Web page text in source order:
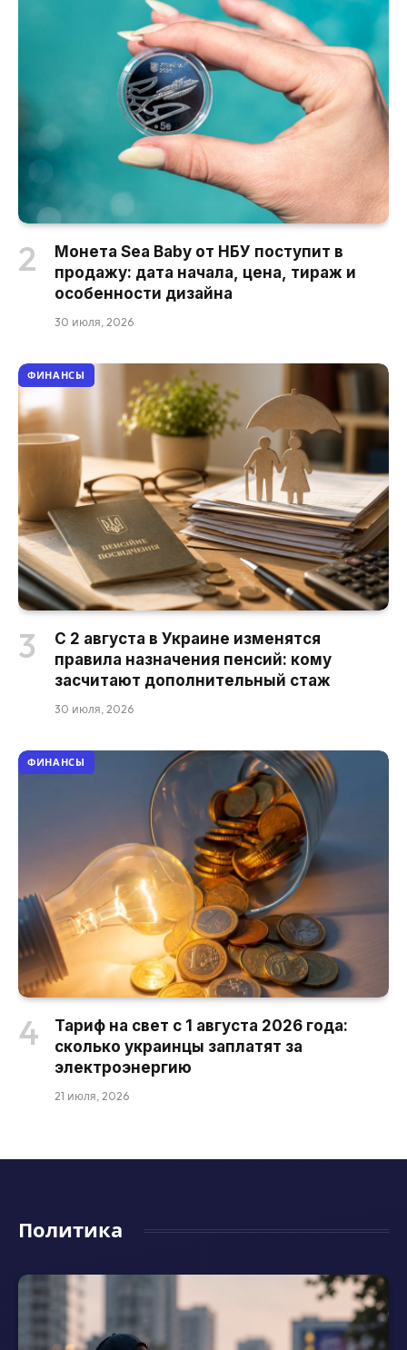
Монета Sea Baby от НБУ поступит в
продажу: дата начала, цена, тираж и
особенности дизайна
30 июля, 2026
ФИНАНСЫ
С 2 августа в Украине изменятся
правила назначения пенсий: кому
засчитают дополнительный стаж
30 июля, 2026
ФИНАНСЫ
Тариф на свет с 1 августа 2026 года:
сколько украинцы заплатят за
электроэнергию
21 июля, 2026
Политика